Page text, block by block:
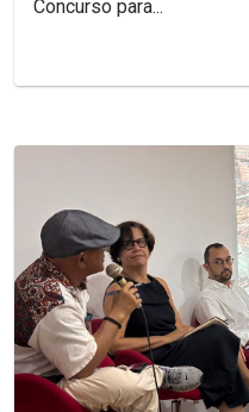
Concurso para...